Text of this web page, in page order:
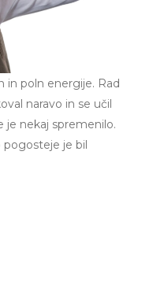
in poln energije. Rad
naravo in se učil
je nekaj spremenilo.
pogosteje je bil